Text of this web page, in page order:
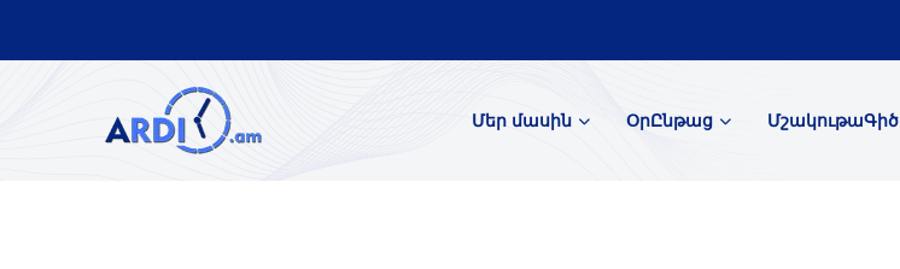
Մեր մասին ՕրԸնթաց ՄշակութաԳիծ